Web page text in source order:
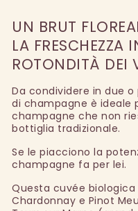
UN BRUT
LA FRESCHEZZA
ROTONDITÀ DEI
Da condividere in due
di champagne è ideale
champagne che non
bottiglia tradizionale.
Se le piacciono la
champagne fa per lei.
Questa cuvée biologica
Chardonnay e Pinot